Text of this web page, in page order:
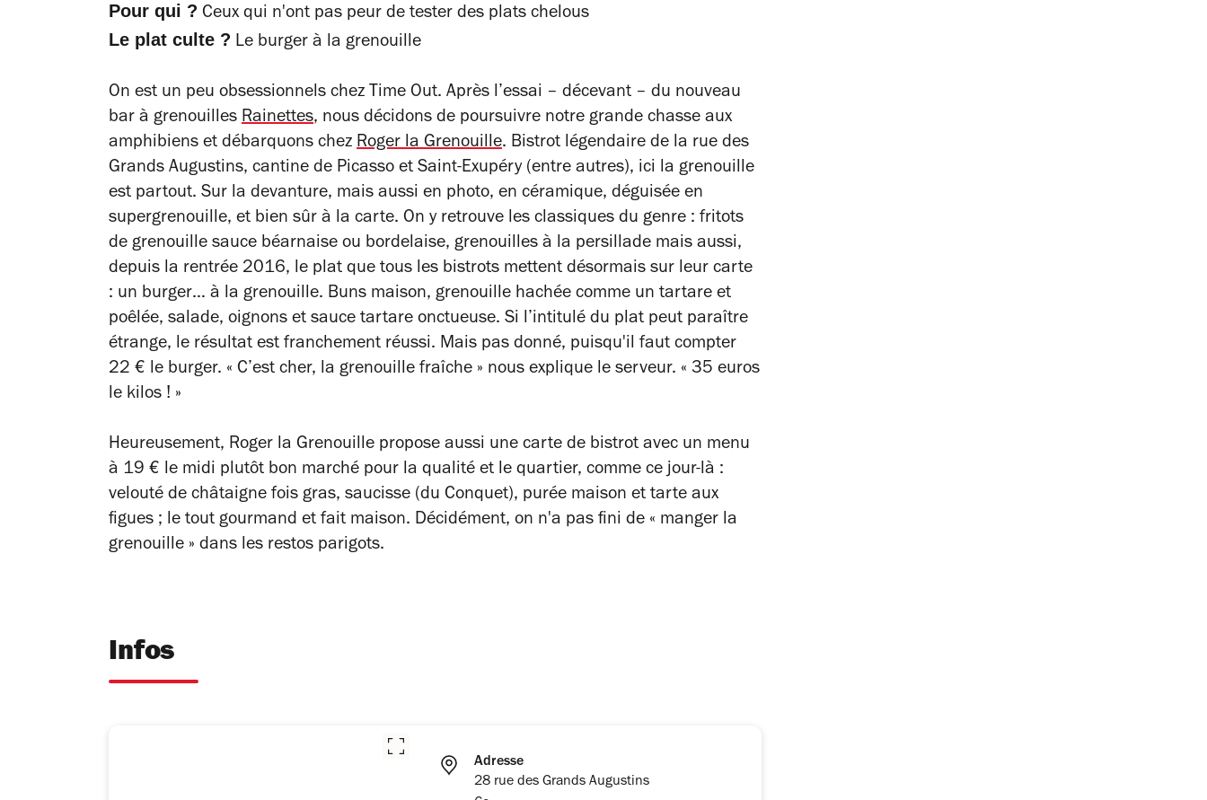
Pour qui ? Ceux qui n'ont pas peur de tester des plats chelous
Le plat culte ? Le burger à la grenouille
On est un peu obsessionnels chez Time Out. Après l’essai – décevant – du nouveau
bar à grenouilles Rainettes, nous décidons de poursuivre notre grande chasse aux
amphibiens et débarquons chez Roger la Grenouille. Bistrot légendaire de la rue des
Grands Augustins, cantine de Picasso et Saint-Exupéry (entre autres), ici la grenouille
est partout. Sur la devanture, mais aussi en photo, en céramique, déguisée en
supergrenouille, et bien sûr à la carte. On y retrouve les classiques du genre : fritots
de grenouille sauce béarnaise ou bordelaise, grenouilles à la persillade mais aussi,
depuis la rentrée 2016, le plat que tous les bistrots mettent désormais sur leur carte
: un burger… à la grenouille. Buns maison, grenouille hachée comme un tartare et
poêlée, salade, oignons et sauce tartare onctueuse. Si l’intitulé du plat peut paraître
étrange, le résultat est franchement réussi. Mais pas donné, puisqu'il faut compter
22 € le burger. « C’est cher, la grenouille fraîche » nous explique le serveur. « 35 euros
le kilos ! »
Heureusement, Roger la Grenouille propose aussi une carte de bistrot avec un menu
à 19 € le midi plutôt bon marché pour la qualité et le quartier, comme ce jour-là :
velouté de châtaigne fois gras, saucisse (du Conquet), purée maison et tarte aux
figues ; le tout gourmand et fait maison. Décidément, on n'a pas fini de « manger la
grenouille » dans les restos parigots.
Infos
Adresse
28 rue des Grands Augustins